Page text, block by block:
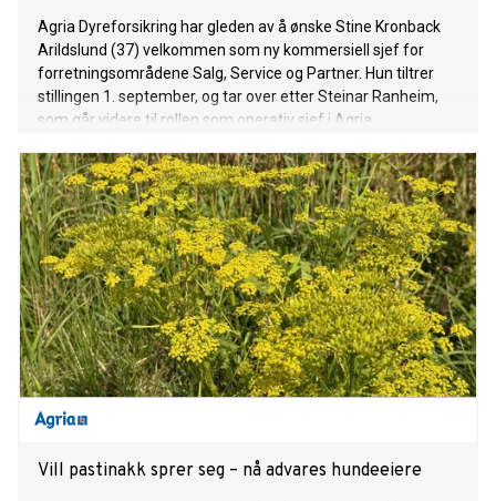
Agria Dyreforsikring har gleden av å ønske Stine Kronback
Arildslund (37) velkommen som ny kommersiell sjef for
forretningsområdene Salg, Service og Partner. Hun tiltrer
stillingen 1. september, og tar over etter Steinar Ranheim,
som går videre til rollen som operativ sjef i Agria.
Vill pastinakk sprer seg – nå advares hundeeiere